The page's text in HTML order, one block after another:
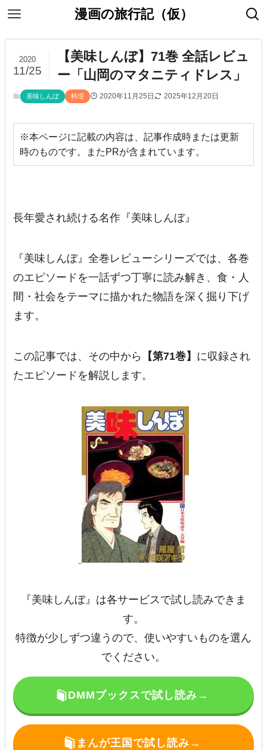
漫画の旅行記（仮）
【美味しんぼ】71巻 全話レビュ
ー「山岡のマタニティドレス」
2020
11/25
美味しんぼ 料理 2020年11月25日 2025年12月20日
※本ページに記載の内容は、記事作成時または更新
時のものです。またPRが含まれています。
長年愛され続ける名作『美味しんぼ』
『美味しんぼ』全巻レビューシリーズでは、各巻
のエピソードを一話ずつ丁寧に読み解き、食・人
間・社会をテーマに描かれた物語を深く掘り下げ
ます。
この記事では、その中から 【第71巻】 に収録され
たエピソードを解説します。
『美味しんぼ』は各サービスで試し読みできま
す。
特徴が少しずつ違うので、使いやすいものを選ん
でください。
DMMブックスで試し読み→
まんが王国で試し読み→